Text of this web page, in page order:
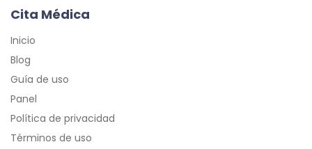
Cita Médica
Inicio
Blog
Guía de uso
Panel
Política de privacidad
Términos de uso